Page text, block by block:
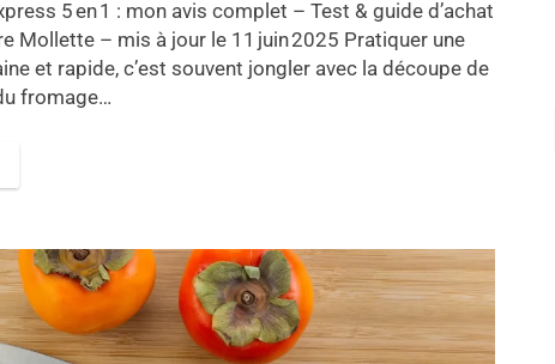
5 en 1 : mon avis complet – Test & guide d’achat
Mollette – mis à jour le 11 juin 2025 Pratiquer une
et rapide, c’est souvent jongler avec la découpe de
fromage…